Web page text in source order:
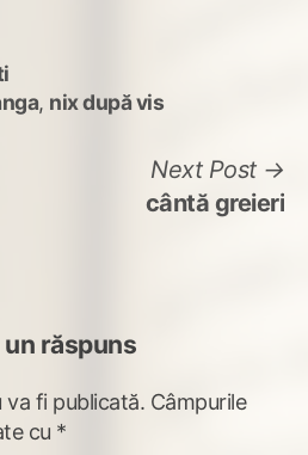
, nix după vis
Next Post
cântă greieri
un răspuns
va fi publicată. Câmpurile
cu *